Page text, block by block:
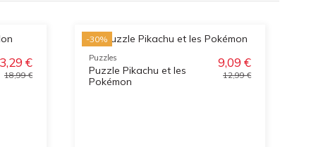
€
18,99 €
-30%
Puzzles
Puzzle Pikachu et les
Pokémon
9,09 €
12,99 €